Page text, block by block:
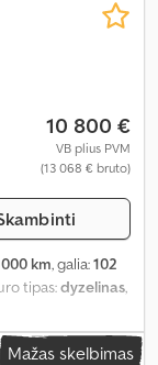
10 800 €
VB plius PVM
(13 068 € bruto)
000 km, galia:102
tipas:dyzelinas,
kabina:
skaičius:5,
Mažas skelbimas